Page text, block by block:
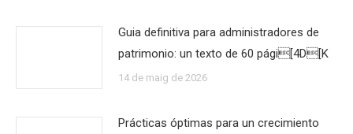
Guia definitiva para administradores de
patrimonio: un texto de 60 pági[4D[K
14 de maig de 2026
Prácticas óptimas para un crecimiento